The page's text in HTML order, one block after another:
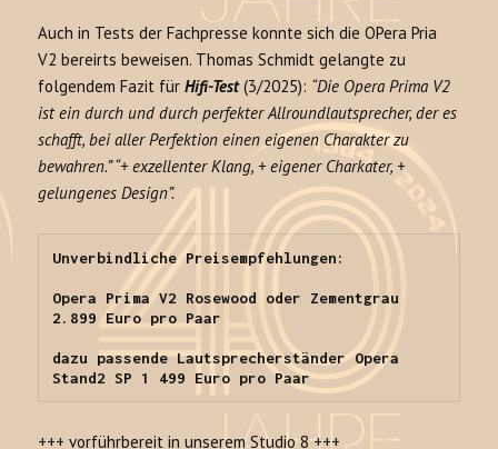
Auch in Tests der Fachpresse konnte sich die OPera Pria
V2 bereirts beweisen. Thomas Schmidt gelangte zu
folgendem Fazit fürHifi-Test(3/2025): “Die Opera Prima V2
ist ein durch und durch perfekter Allroundlautsprecher, der es
schafft, bei aller Perfektion einen eigenen Charakter zu
bewahren.” “+ exzellenter Klang, + eigener Charkater, +
gelungenes Design”.
Unverbindliche Preisempfehlungen:
Opera Prima V2 Rosewood oder Zementgrau
2.899 Euro pro Paar
dazu passende Lautsprecherständer Opera
Stand2 SP 1 499 Euro pro Paar
+++ vorführbereit in unserem Studio 8 +++